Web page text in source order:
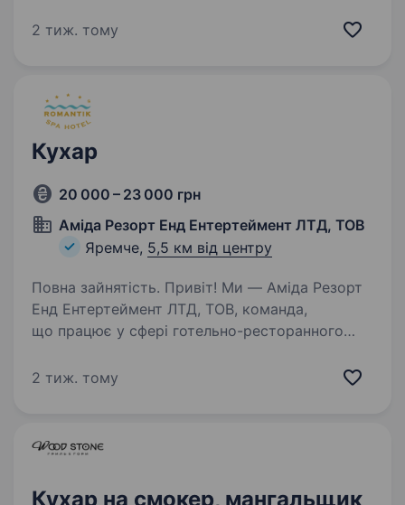
та круасанів. Досвід роботи вітається (але
2 тиж. тому
Кухар
20 000 – 23 000 грн
Аміда Резорт Енд Ентертеймент ЛТД, ТОВ
Яремче, 5,5 км від центру
Повна зайнятість. Привіт! Ми — Аміда Резорт
Енд Ентертеймент ЛТД, ТОВ, команда,
що працює у сфері готельно-ресторанного
у мальовничому Яремчі. Запрошуємо
2 тиж. тому
Кухар на смокер, мангальщик